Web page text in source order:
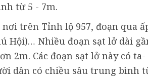
từ 5 - 7m.
trên Tỉnh lộ 957, đoạn qua
Hội)… Nhiều đoạn sạt lở dài
2m. Các đoạn sạt lở này có ta-
dân có chiều sâu trung bình